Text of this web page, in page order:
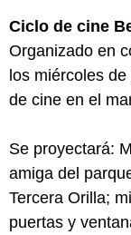
Ciclo de cine
Organizado en
los miércoles
de cine en el
Se proyectará:
amiga del
Tercera Orilla;
puertas y